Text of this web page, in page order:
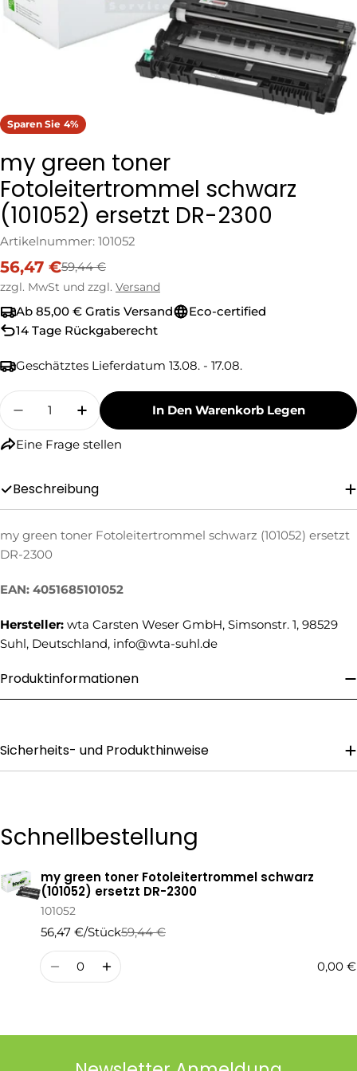
Sparen Sie 4%
my green toner
Fotoleitertrommel schwarz
(101052) ersetzt DR-2300
Artikelnummer: 101052
Verkaufspreis
56,47 €
Regulärer
Preis
59,44 €
zzgl. MwSt und zzgl. Versand
Ab 85,00 € Gratis Versand
Eco-certified
14 Tage Rückgaberecht
Geschätztes Lieferdatum 13.08. - 17.08.
Menge
Menge Für My Green Toner
Menge Für My Green Toner
In Den Warenkorb Legen
Eine Frage stellen
Eine Frage stellen
E-
Mail
Ihre
Beschreibung
my green toner Fotoleitertrommel schwarz (101052) ersetzt
DR-2300
EAN: 4051685101052
Hersteller: wta Carsten Weser GmbH, Simsonstr. 1, 98529
Suhl, Deutschland, info@wta-suhl.de
Produktinformationen
Sicherheits- und Produkthinweise
Schnellbestellung
Ihr
Warenkorb
my green toner Fotoleitertrommel schwarz
(101052) ersetzt DR-2300
101052
56,47 €/Stück
Regulärer
Preis
59,44 €
Verkaufspreis
Menge
0,00 €